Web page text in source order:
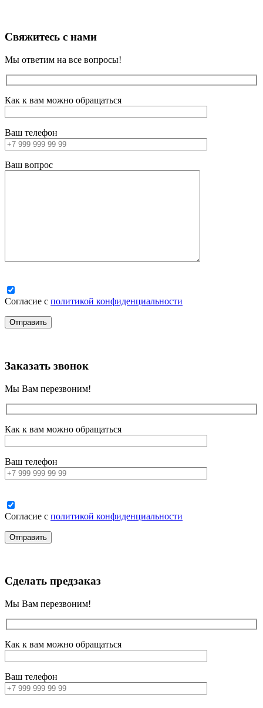
Свяжитесь с нами
Мы ответим на все вопросы!
Как к вам можно обращаться
Ваш телефон
Ваш вопрос
Согласие с политикой конфиденциальности
Заказать звонок
Мы Вам перезвоним!
Как к вам можно обращаться
Ваш телефон
Согласие с политикой конфиденциальности
Сделать предзаказ
Мы Вам перезвоним!
Как к вам можно обращаться
Ваш телефон